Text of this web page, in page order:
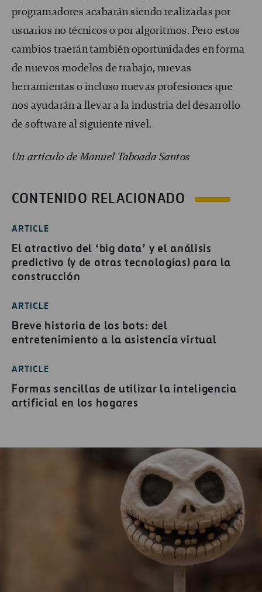
programadores acabarán siendo realizadas por
usuarios no técnicos o por algoritmos. Pero estos
cambios traerán también oportunidades en forma
de nuevos modelos de trabajo, nuevas
herramientas o incluso nuevas profesiones que
nos ayudarán a llevar a la industria del desarrollo
de software al siguiente nivel.
Un artículo de Manuel Taboada Santos
CONTENIDO RELACIONADO
ARTICLE
El atractivo del ‘big data’ y el análisis
predictivo (y de otras tecnologías) para la
construcción
ARTICLE
Breve historia de los bots: del
entretenimiento a la asistencia virtual
ARTICLE
Formas sencillas de utilizar la inteligencia
artificial en los hogares